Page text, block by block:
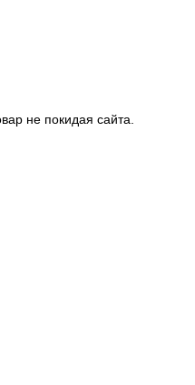
не покидая сайта.